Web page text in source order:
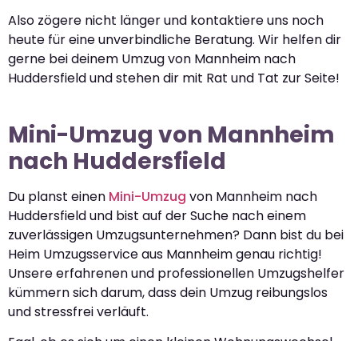
Also zögere nicht länger und kontaktiere uns noch
heute für eine unverbindliche Beratung. Wir helfen dir
gerne bei deinem Umzug von Mannheim nach
Huddersfield und stehen dir mit Rat und Tat zur Seite!
Mini-Umzug von Mannheim
nach Huddersfield
Du planst einen Mini-Umzug von Mannheim nach
Huddersfield und bist auf der Suche nach einem
zuverlässigen Umzugsunternehmen? Dann bist du bei
Heim Umzugsservice aus Mannheim genau richtig!
Unsere erfahrenen und professionellen Umzugshelfer
kümmern sich darum, dass dein Umzug reibungslos
und stressfrei verläuft.